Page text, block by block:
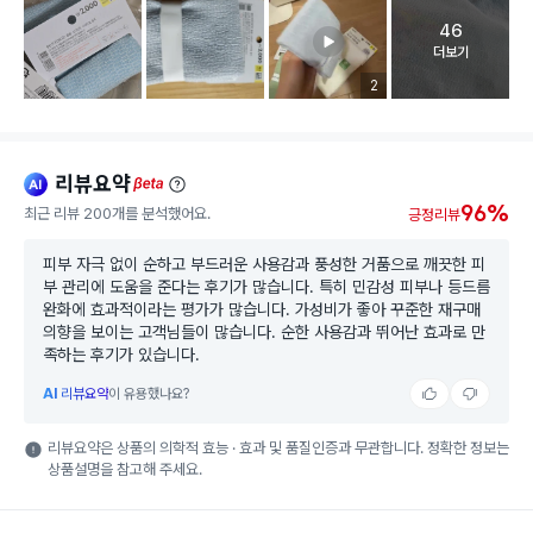
리뷰 이미지 등록 개수
2
고객 리뷰
46
더보기
ai 리뷰요약beta
최근 리뷰 200개를 분석했어요. 긍정리뷰96%
피부 자극 없이 순하고 부드러운 사용감과 풍성한 거품으로 깨끗한 피
부 관리에 도움을 준다는 후기가 많습니다. 특히 민감성 피부나 등드름
완화에 효과적이라는 평가가 많습니다. 가성비가 좋아 꾸준한 재구매
의향을 보이는 고객님들이 많습니다. 순한 사용감과 뛰어난 효과로 만
족하는 후기가 있습니다.
AI 리뷰요약이 유용했나요?
리뷰요약은 상품의 의학적 효능 · 효과 및 품질인증과 무관합니다. 정확한 정보는
상품설명을 참고해 주세요.